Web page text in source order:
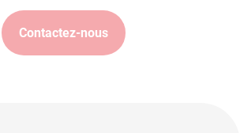
Contactez-nous